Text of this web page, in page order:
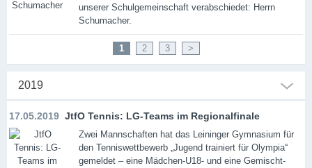
unserer Schulgemeinschaft verabschiedet: Herrn
Schumacher.
1 2 3 >
2019
17.05.2019 JtfO Tennis: LG-Teams im Regionalfinale
Zwei Mannschaften hat das Leininger Gymnasium für
den Tenniswettbewerb „Jugend trainiert für Olympia“
gemeldet – eine Mädchen-U18- und eine Gemischt-